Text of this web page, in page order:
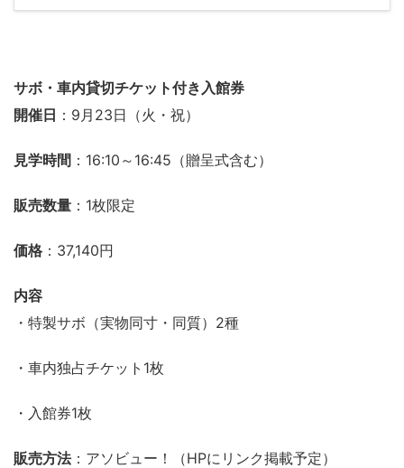
サボ・車内貸切チケット付き入館券
開催日 ：9月23日（火・祝）
見学時間 ：16:10～16:45（贈呈式含む）
販売数量 ：1枚限定
価格 ：37,140円
内容
・特製サボ（実物同寸・同質）2種
・車内独占チケット1枚
・入館券1枚
販売方法：アソビュー！（HPにリンク掲載予定）